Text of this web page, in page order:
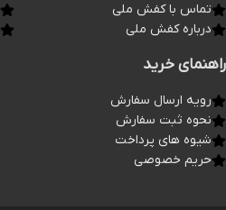
تماس با کفش ملی
درباره کفش ملی
راهنمای خرید
رویه ارسال سفارش
نحوه ثبت سفارش
شیوه های پرداخت
حریم خصوصی